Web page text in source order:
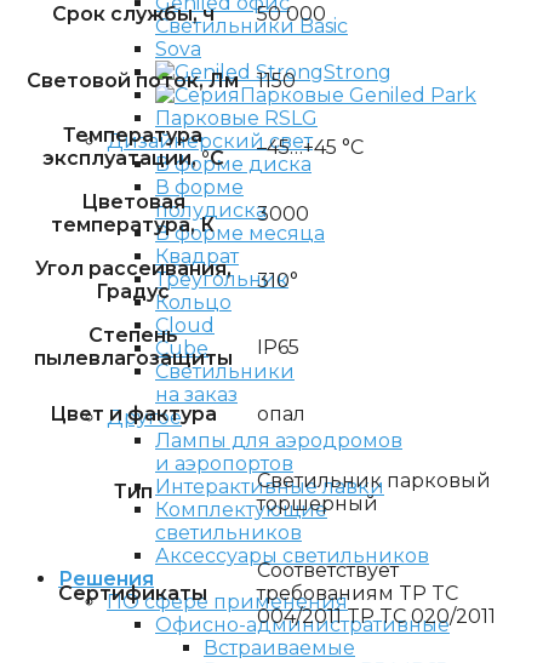
Светильники Basic
Sova
Strong
Парковые Geniled Park
Парковые RSLG
Дизайнерский свет
В форме диска
В форме
полудиска
В форме месяца
Квадрат
Треугольник
Кольцо
Cloud
Cube
Светильники
на заказ
Другое
Лампы для аэродромов
и аэропортов
Интерактивные лавки
Комплектующие
светильников
Аксессуары светильников
Решения
ПО сфере применения
Офисно-административные
Встраиваемые
Срок службы, ч 50 000
Световой поток, Лм 1150
Температура
эксплуатации, °C
–45…+45 °С
Цветовая
температура, К
3000
Угол рассеивания,
Градус
310°
Степень
пылевлагозащиты
IP65
Цвет и фактура опал
Тип
Светильник парковый
торшерный
Сертификаты
Соответствует
требованиям TP TC
004/2011 TP TC 020/2011